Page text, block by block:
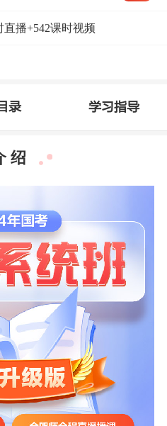
直播+542课时视频
目录 学习指导
绍